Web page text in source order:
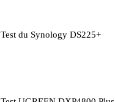
Test du Synology DS225+